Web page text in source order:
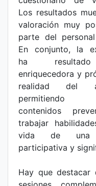
Los resultados
valoración muy
parte del
En conjunto, la
ha
enriquecedora y
realidad del
permitiendo
contenidos
trabajar
vida de una
participativa y
Hay que destacar